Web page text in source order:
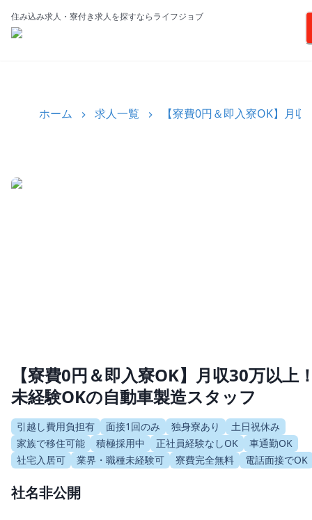
住み込み求人・寮付き求人を探すならライフジョブ
ホーム 求人一覧 【寮費0円＆即入寮OK】月
【寮費0円＆即入寮OK】月収30万以上
未経験OKの自動車製造スタッフ
引越し費用負担有 面接1回のみ 独身寮あり
土日祝休み
家族で移住可能
積極採用中 正社員経験なしOK
車通勤OK
社宅入居可
業界・職種未経験可 寮費完全無料 電話面接でOK
社名非公開